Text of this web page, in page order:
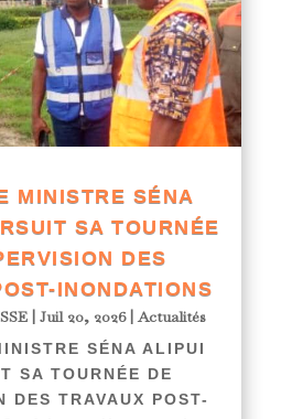
MINISTRE SÉNA
SA TOURNÉE
DES
INONDATIONS
| Juil 20, 2026|Actualités
SÉNA ALIPUI
SA TOURNÉE DE
DES TRAVAUX POST-